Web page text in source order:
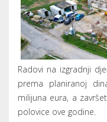
Radovi na izgradnji
prema planiranoj
milijuna eura, a
polovice ove godine.